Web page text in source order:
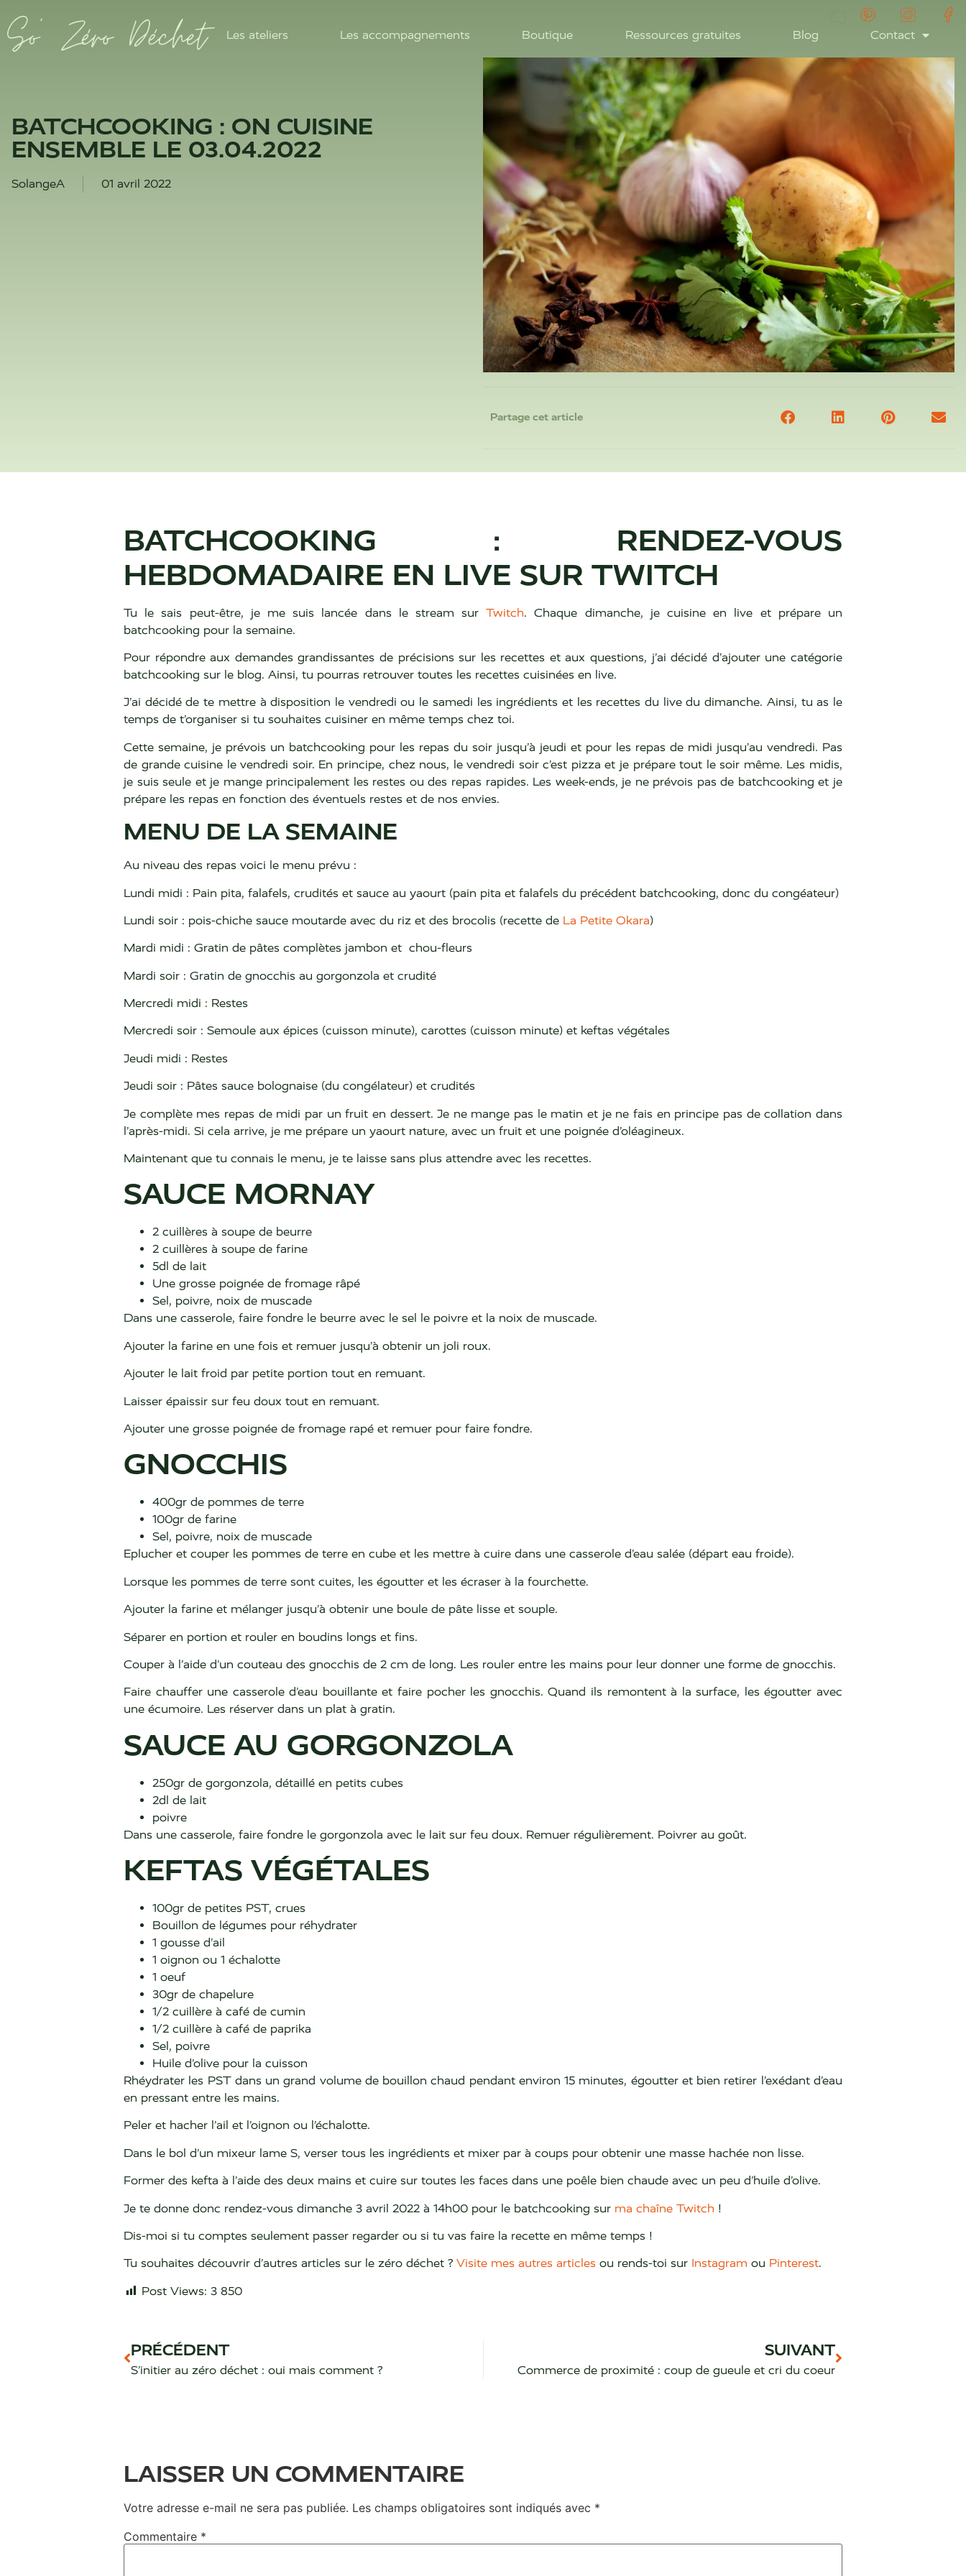
Les ateliers Les accompagnements Boutique Ressources gratuites Blog Contact
BATCHCOOKING : ON CUISINE
ENSEMBLE LE 03.04.2022
SolangeA 01 avril 2022
Partage cet article
BATCHCOOKING : RENDEZ-VOUS
HEBDOMADAIRE EN LIVE SUR TWITCH
Tu le sais peut-être, je me suis lancée dans le stream surTwitch. Chaque dimanche, je cuisine en live et prépare un
batchcooking pour la semaine.
Pour répondre aux demandes grandissantes de précisions sur les recettes et aux questions, j’ai décidé d’ajouter une catégorie
batchcooking sur le blog. Ainsi, tu pourras retrouver toutes les recettes cuisinées en live.
J’ai décidé de te mettre à disposition le vendredi ou le samedi les ingrédients et les recettes du live du dimanche. Ainsi, tu as le
temps de t’organiser si tu souhaites cuisiner en même temps chez toi.
Cette semaine, je prévois un batchcooking pour les repas du soir jusqu’à jeudi et pour les repas de midi jusqu’au vendredi. Pas
de grande cuisine le vendredi soir. En principe, chez nous, le vendredi soir c’est pizza et je prépare tout le soir même. Les midis,
je suis seule et je mange principalement les restes ou des repas rapides. Les week-ends, je ne prévois pas de batchcooking et je
prépare les repas en fonction des éventuels restes et de nos envies.
MENU DE LA SEMAINE
Au niveau des repas voici le menu prévu :
Lundi midi : Pain pita, falafels, crudités et sauce au yaourt (pain pita et falafels du précédent batchcooking, donc du congéateur)
Lundi soir : pois-chiche sauce moutarde avec du riz et des brocolis (recette de La Petite Okara)
Mardi midi : Gratin de pâtes complètes jambon et chou-fleurs
Mardi soir : Gratin de gnocchis au gorgonzola et crudité
Mercredi midi : Restes
Mercredi soir : Semoule aux épices (cuisson minute), carottes (cuisson minute) et keftas végétales
Jeudi midi : Restes
Jeudi soir : Pâtes sauce bolognaise (du congélateur) et crudités
Je complète mes repas de midi par un fruit en dessert. Je ne mange pas le matin et je ne fais en principe pas de collation dans
l’après-midi. Si cela arrive, je me prépare un yaourt nature, avec un fruit et une poignée d’oléagineux.
Maintenant que tu connais le menu, je te laisse sans plus attendre avec les recettes.
SAUCE MORNAY
2 cuillères à soupe de beurre
2 cuillères à soupe de farine
5dl de lait
Une grosse poignée de fromage râpé
Sel, poivre, noix de muscade
Dans une casserole, faire fondre le beurre avec le sel le poivre et la noix de muscade.
Ajouter la farine en une fois et remuer jusqu’à obtenir un joli roux.
Ajouter le lait froid par petite portion tout en remuant.
Laisser épaissir sur feu doux tout en remuant.
Ajouter une grosse poignée de fromage rapé et remuer pour faire fondre.
GNOCCHIS
400gr de pommes de terre
100gr de farine
Sel, poivre, noix de muscade
Eplucher et couper les pommes de terre en cube et les mettre à cuire dans une casserole d’eau salée (départ eau froide).
Lorsque les pommes de terre sont cuites, les égoutter et les écraser à la fourchette.
Ajouter la farine et mélanger jusqu’à obtenir une boule de pâte lisse et souple.
Séparer en portion et rouler en boudins longs et fins.
Couper à l’aide d’un couteau des gnocchis de 2 cm de long. Les rouler entre les mains pour leur donner une forme de gnocchis.
Faire chauffer une casserole d’eau bouillante et faire pocher les gnocchis. Quand ils remontent à la surface, les égoutter avec
une écumoire. Les réserver dans un plat à gratin.
SAUCE AU GORGONZOLA
250gr de gorgonzola, détaillé en petits cubes
2dl de lait
poivre
Dans une casserole, faire fondre le gorgonzola avec le lait sur feu doux. Remuer régulièrement. Poivrer au goût.
KEFTAS VÉGÉTALES
100gr de petites PST, crues
Bouillon de légumes pour réhydrater
1 gousse d’ail
1 oignon ou 1 échalotte
1 oeuf
30gr de chapelure
1/2 cuillère à café de cumin
1/2 cuillère à café de paprika
Sel, poivre
Huile d’olive pour la cuisson
Rhéydrater les PST dans un grand volume de bouillon chaud pendant environ 15 minutes, égoutter et bien retirer l’exédant d’eau
en pressant entre les mains.
Peler et hacher l’ail et l’oignon ou l’échalotte.
Dans le bol d’un mixeur lame S, verser tous les ingrédients et mixer par à coups pour obtenir une masse hachée non lisse.
Former des kefta à l’aide des deux mains et cuire sur toutes les faces dans une poêle bien chaude avec un peu d’huile d’olive.
Je te donne donc rendez-vous dimanche 3 avril 2022 à 14h00 pour le batchcooking sur ma chaîne Twitch !
Dis-moi si tu comptes seulement passer regarder ou si tu vas faire la recette en même temps !
Tu souhaites découvrir d’autres articles sur le zéro déchet ? Visite mes autres articles ou rends-toi sur Instagram ou Pinterest.
Post Views: 3 850
PRÉCÉDENT
S’initier au zéro déchet : oui mais comment ?
SUIVANT
Commerce de proximité : coup de gueule et cri du coeur
LAISSER UN COMMENTAIRE
Votre adresse e-mail ne sera pas publiée. Les champs obligatoires sont indiqués avec *
Commentaire *